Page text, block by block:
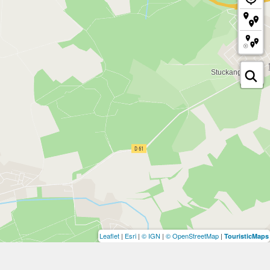
Leaflet | Esri | © IGN | © OpenStreetMap | TouristicMaps